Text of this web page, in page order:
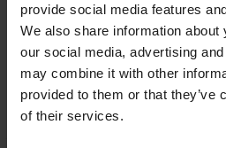
provide social media features
We also share information
our social media, advertising
may combine it with other
provided to them or that they’ve
of their services.
Integritetspolicy
Orderstatus
Information om
Lediga jobb
Försäkran